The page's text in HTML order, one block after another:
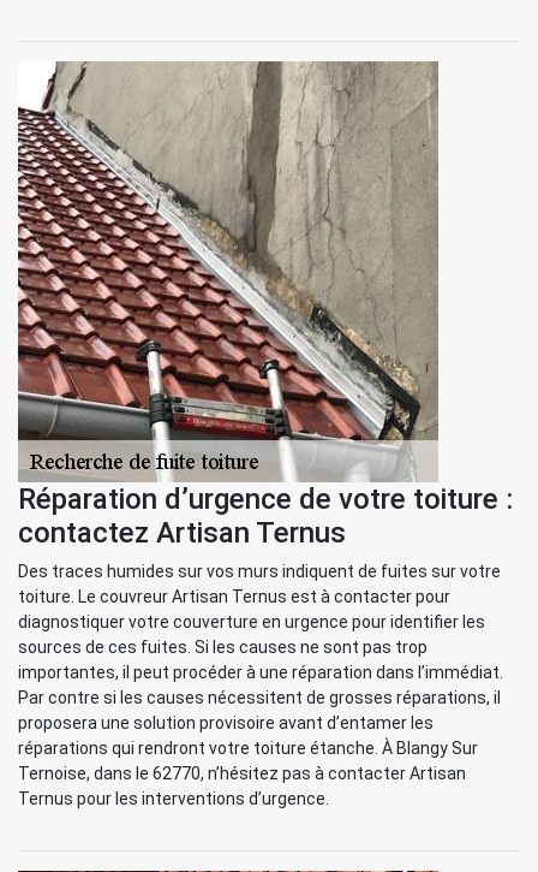
Réparation d’urgence de votre toiture :
contactez Artisan Ternus
Des traces humides sur vos murs indiquent de fuites sur votre
toiture. Le couvreur Artisan Ternus est à contacter pour
diagnostiquer votre couverture en urgence pour identifier les
sources de ces fuites. Si les causes ne sont pas trop
importantes, il peut procéder à une réparation dans l’immédiat.
Par contre si les causes nécessitent de grosses réparations, il
proposera une solution provisoire avant d’entamer les
réparations qui rendront votre toiture étanche. À Blangy Sur
Ternoise, dans le 62770, n’hésitez pas à contacter Artisan
Ternus pour les interventions d’urgence.